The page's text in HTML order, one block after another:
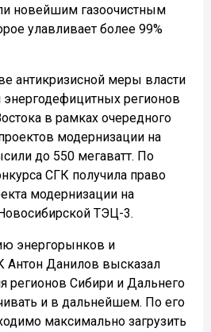
новейшим газоочистным
улавливает более 99%
антикризисной меры власти
энергодефицитных регионов
в рамках очередного
модернизации на
до 550 мегаватт. По
СГК получила право
модернизации на
ТЭЦ-3.
энергорынков и
Антон Данилов высказал
регионов Сибири и Дальнего
и в дальнейшем. По его
максимально загрузить